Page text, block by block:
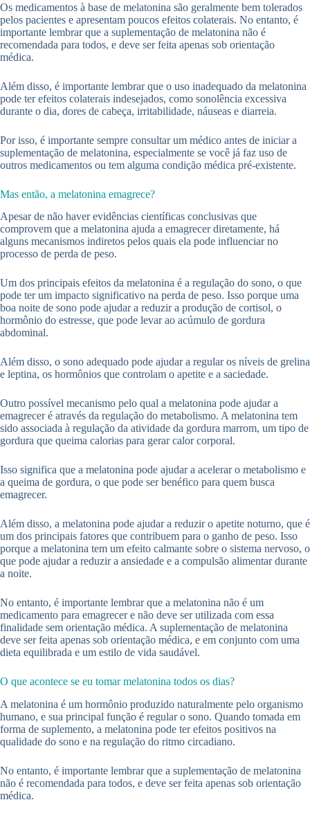
Os medicamentos à base de melatonina são geralmente bem tolerados
pelos pacientes e apresentam poucos efeitos colaterais. No entanto, é
importante lembrar que a suplementação de melatonina não é
recomendada para todos, e deve ser feita apenas sob orientação
médica.
Além disso, é importante lembrar que o uso inadequado da melatonina
pode ter efeitos colaterais indesejados, como sonolência excessiva
durante o dia, dores de cabeça, irritabilidade, náuseas e diarreia.
Por isso, é importante sempre consultar um médico antes de iniciar a
suplementação de melatonina, especialmente se você já faz uso de
outros medicamentos ou tem alguma condição médica pré-existente.
Mas então, a melatonina emagrece?
Apesar de não haver evidências científicas conclusivas que
comprovem que a melatonina ajuda a emagrecer diretamente, há
alguns mecanismos indiretos pelos quais ela pode influenciar no
processo de perda de peso.
Um dos principais efeitos da melatonina é a regulação do sono, o que
pode ter um impacto significativo na perda de peso. Isso porque uma
boa noite de sono pode ajudar a reduzir a produção de cortisol, o
hormônio do estresse, que pode levar ao acúmulo de gordura
abdominal.
Além disso, o sono adequado pode ajudar a regular os níveis de grelina
e leptina, os hormônios que controlam o apetite e a saciedade.
Outro possível mecanismo pelo qual a melatonina pode ajudar a
emagrecer é através da regulação do metabolismo. A melatonina tem
sido associada à regulação da atividade da gordura marrom, um tipo de
gordura que queima calorias para gerar calor corporal.
Isso significa que a melatonina pode ajudar a acelerar o metabolismo e
a queima de gordura, o que pode ser benéfico para quem busca
emagrecer.
Além disso, a melatonina pode ajudar a reduzir o apetite noturno, que é
um dos principais fatores que contribuem para o ganho de peso. Isso
porque a melatonina tem um efeito calmante sobre o sistema nervoso, o
que pode ajudar a reduzir a ansiedade e a compulsão alimentar durante
a noite.
No entanto, é importante lembrar que a melatonina não é um
medicamento para emagrecer e não deve ser utilizada com essa
finalidade sem orientação médica. A suplementação de melatonina
deve ser feita apenas sob orientação médica, e em conjunto com uma
dieta equilibrada e um estilo de vida saudável.
O que acontece se eu tomar melatonina todos os dias?
A melatonina é um hormônio produzido naturalmente pelo organismo
humano, e sua principal função é regular o sono. Quando tomada em
forma de suplemento, a melatonina pode ter efeitos positivos na
qualidade do sono e na regulação do ritmo circadiano.
No entanto, é importante lembrar que a suplementação de melatonina
não é recomendada para todos, e deve ser feita apenas sob orientação
médica.